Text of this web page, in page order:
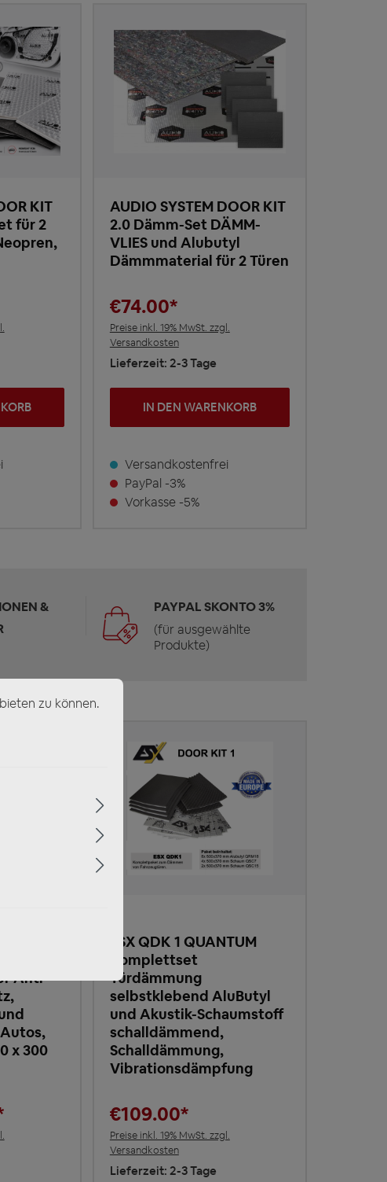
KIT
für 2
AUDIO SYSTEM DOOR KIT
2.0 Dämm-Set DÄMM-
VLIES und Alubutyl
Dämmmaterial für 2 Türen
€74.00*
Preise inkl. 19% MwSt. zzgl.
Versandkosten
Lieferzeit: 2-3 Tage
IN DEN WARENKORB
Versandkostenfrei
PayPal -3%
Vorkasse -5%
&
PAYPAL SKONTO 3%
(für ausgewählte
Produkte)
Anti
x 300
ESX QDK 1 QUANTUM
Komplettset
Türdämmung
selbstklebend AluButyl
und Akustik-Schaumstoff
schalldämmend,
Schalldämmung,
Vibrationsdämpfung
€109.00*
Preise inkl. 19% MwSt. zzgl.
Versandkosten
Lieferzeit: 2-3 Tage
zu können.